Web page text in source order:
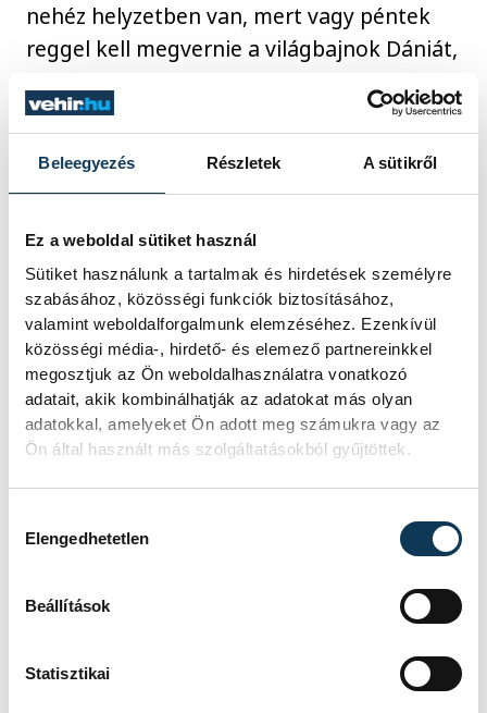
Beleegyezés Részletek A sütikről
Ez a weboldal sütiket használ
Sütiket használunk a tartalmak és hirdetések személyre
szabásához, közösségi funkciók biztosításához,
valamint weboldalforgalmunk elemzéséhez. Ezenkívül
közösségi média-, hirdető- és elemező partnereinkkel
megosztjuk az Ön weboldalhasználatra vonatkozó
adatait, akik kombinálhatják az adatokat más olyan
adatokkal, amelyeket Ön adott meg számukra vagy az
Ön által használt más szolgáltatásokból gyűjtöttek.
Elengedhetetlen
Beállítások
Statisztikai
nehéz helyzetben van, mert vagy péntek
reggel kell megvernie a világbajnok Dániát,
Európa-bajnok házigazdákat a továbbjutás
követően szállnak ismét medencébe a
Vizes Központban, ahol pénteken 20.05-től
Kína lesz az ellenfelük a harmadik
fordulóban. Mihók Attila és Cseh Sándor
szövetségi kapitányok együttese az első
körben 10-8-ra kikapott Hollandiától, majd
hétfőn 12-7-tel javított Kanada ellen. A
magyarok mellett szól, hogy az ázsiai
rivális mindhárom eddigi csoportmeccsét
elvesztette, ezzel sereghajtó az A jelű
jut a negyeddöntőbe.